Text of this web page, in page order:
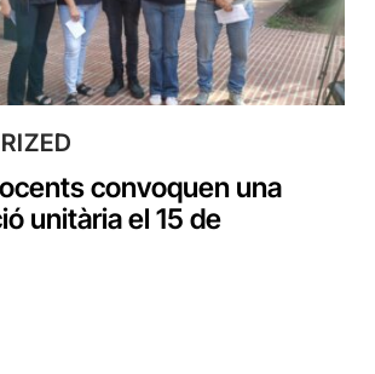
convoquen una
unitària el 15 de